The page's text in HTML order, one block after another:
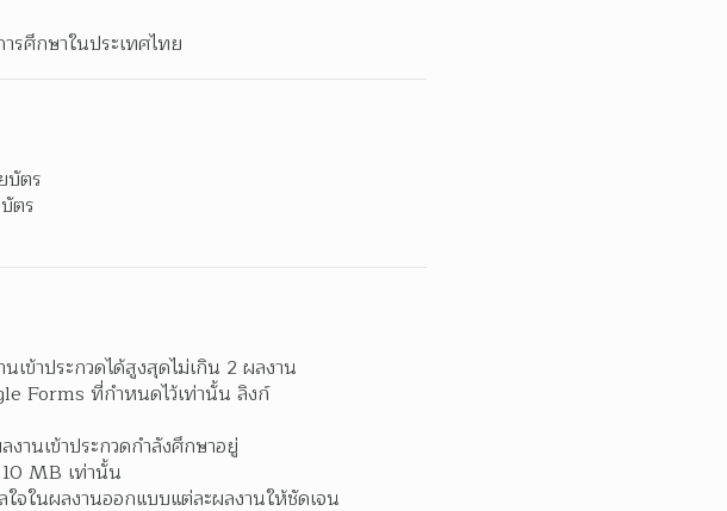
ศึกษาในประเทศไทย
บัตร
ตร
เข้าประกวดได้สูงสุดไม่เกิน 2 ผลงาน
กรอกแบบฟอร์มรับสมัครให้ครบถ้วน พร้อมทั้งส่งผลงานในรูปแบบ Google Forms ที่กำหนดไว้เท่านั้น ลิงก์
านเข้าประกวดกำลังศึกษาอยู่
MB เท่านั้น
จในผลงานออกแบบแต่ละผลงานให้ชัดเจน